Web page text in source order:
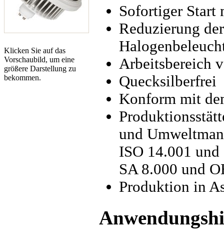
Klicken Sie auf das
Vorschaubild, um eine
größere Darstellung zu
bekommen.
Sofortiger Start
Reduzierung
Arbeitsbereich
Quecksilberfrei
Konform mit
und
ISO 14.001
SA 8.000 und
Produktion in